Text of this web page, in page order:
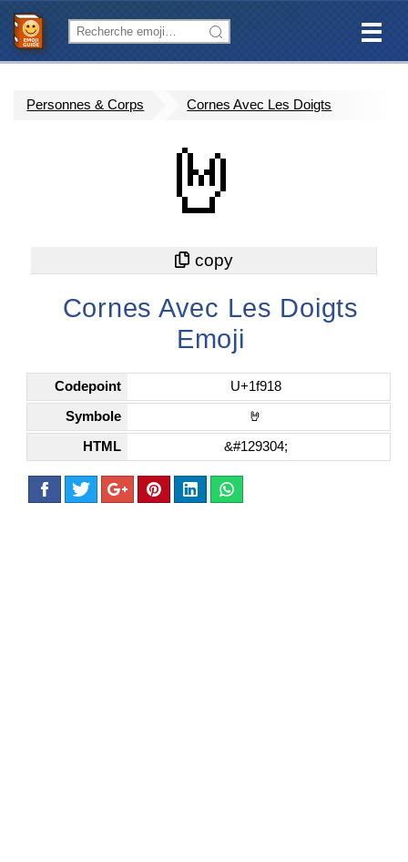
Personnes & Corps Cornes Avec Les Doigts
🤘
Cornes Avec Les Doigts
Emoji
Codepoint U+1f918
Symbole 🤘
HTML &#129304;